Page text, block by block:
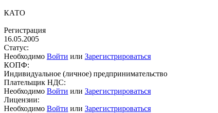
КАТО
Регистрация
16.05.2005
Статус:
Необходимо Войти или Зарегистрироваться
КОПФ:
Индивидуальное (личное) предпринимательство
Плательщик НДС:
Необходимо Войти или Зарегистрироваться
Лицензии:
Необходимо Войти или Зарегистрироваться